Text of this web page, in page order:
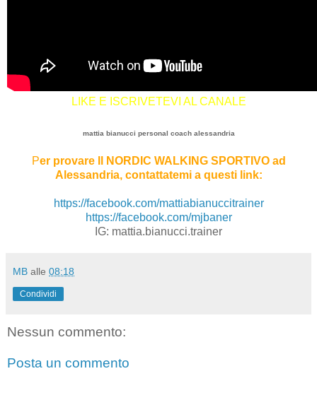
LIKE E ISCRIVETEVI AL CANALE
mattia bianucci personal coach alessandria
Per provare Il NORDIC WALKING SPORTIVO ad
Alessandria, contattatemi a questi link:
https://facebook.com/mattiabianuccitrainer
https://facebook.com/mjbaner
IG: mattia.bianucci.trainer
MB alle 08:18
Condividi
Nessun commento:
Posta un commento